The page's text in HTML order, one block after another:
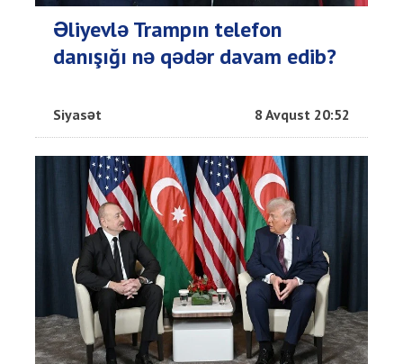
Əliyevlə Trampın telefon
danışığı nə qədər davam edib?
Siyasət 8 Avqust 20:52